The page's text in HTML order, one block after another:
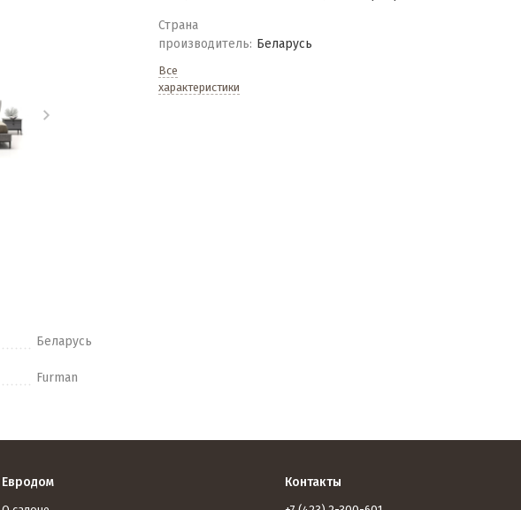
Страна
производитель: Беларусь
Все
характеристики
Беларусь
Furman
Евродом Контакты